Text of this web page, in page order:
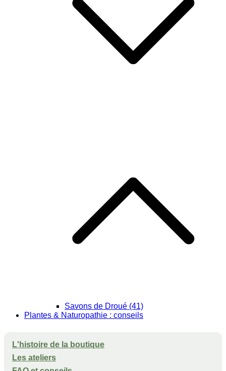
Savons de Droué (41)
Plantes & Naturopathie : conseils
L'histoire de la boutique
Les ateliers